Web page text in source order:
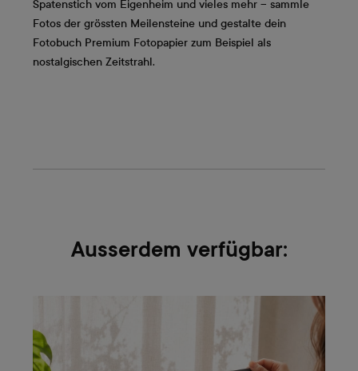
Spatenstich vom Eigenheim und vieles mehr – sammle
Fotos der grössten Meilensteine und gestalte dein
Fotobuch Premium Fotopapier zum Beispiel als
nostalgischen Zeitstrahl.
Ausserdem verfügbar: